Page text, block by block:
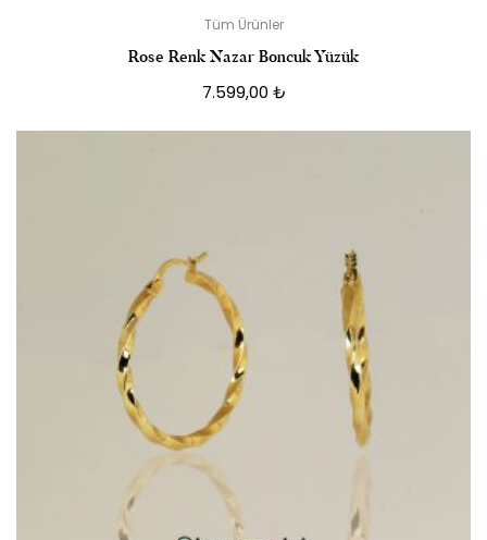
Tüm Ürünler
Rose Renk Nazar Boncuk Yüzük
7.599,00 ₺